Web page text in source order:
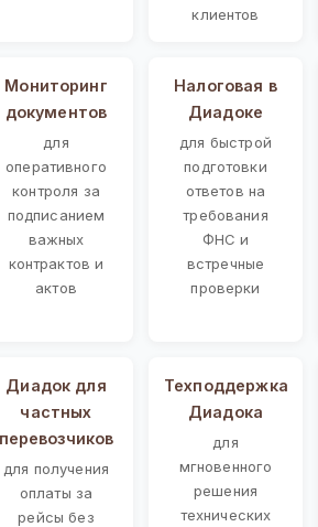
клиентов
Мониторинг
документов
для
оперативного
контроля за
подписанием
важных
контрактов и
актов
Налоговая в
Диадоке
для быстрой
подготовки
ответов на
требования
ФНС и
встречные
проверки
Диадок для
частных
перевозчиков
для получения
оплаты за
рейсы без
Техподдержка
Диадока
для
мгновенного
решения
технических